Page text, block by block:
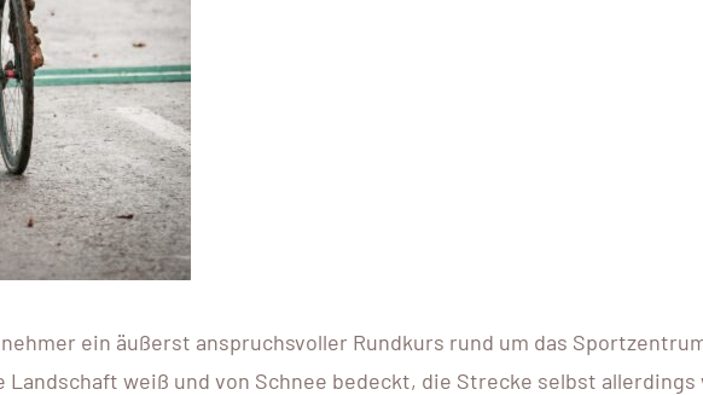
ein äußerst anspruchsvoller Rundkurs rund um das
Landschaft weiß und von Schnee bedeckt, die Strecke selbst allerdings